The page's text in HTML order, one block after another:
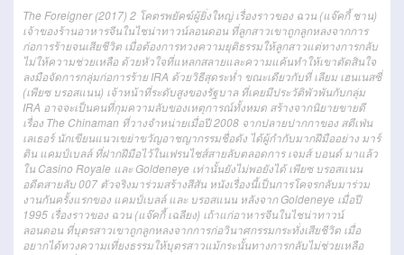
The Foreigner (2017) 2 โคตรพยัคฆ์ผู้ยิ่งใหญ่ เรื่องราวของ ฉวน (แจ๊คกี้ ชาน)
เจ้าของร้านอาหารจีนในไชน่าทาวน์ลอนดอน ที่ลูกสาวเขาถูกลูกหลงจากการ
ก่อการร้ายจนเสียชีวิต เมื่อต้องการทวงความยุติธรรมให้ลูกสาวแต่ทางการกลับ
ไม่ให้ความช่วยเหลือ ด้วยหัวใจที่แหลกสลายและความแค้นทำให้เขาตัดสินใจ
ลงมือจัดการกลุ่มก่อการร้าย IRA ด้วยวิธีสุดระห่ำ ขณะเดียวกับที่ เลียม เฮนเนสซี่
(เพียซ บรอสแนน) เจ้าหน้าที่ระดับสูงของรัฐบาล ที่เคยมีประวัติพัวพันกับกลุ่ม
IRA อาจจะเป็นคนที่กุมความลับของเหตุการณ์ทั้งหมด สร้างจากนิยายขายดี
เรื่อง The Chinaman ที่วางจำหน่ายเมื่อปี 2008 จากปลายปากกาของ สตีเฟ่น
เลเธอร์ นักเขียนแนวเขย่าขวัญอาชญากรรมชื่อดัง ได้ผู้กำกับมากฝีมืออย่าง มาร์
ติน แคมป์เบลล์ ที่ฝากฝีมือไว้ในเฟรนไชส์สายลับตลอดการ เจมส์ บอนด์ มาแล้ว
ใน Casino Royale และ Goldeneye เท่านั้นยังไม่พอยังได้ เพียซ บรอสแนน
อดีตสายลับ 007 ตัวจริงมาร่วมสร้างสีสัน หนังเรื่องนี้เป็นการโคจรกลับมาร่วม
งานกันครั้งแรกของ แคมป์เบลล์ และ บรอสแนน หลังจาก Goldeneye เมื่อปี
1995 เรื่องราวของ ฉวน (แจ๊คกี้ เฉลียง) เถ้าแก่อาหารจีนในไชน่าทาวน์
ลอนดอน ที่บุตรสาวเขาถูกลูกหลงจากการก่อวินาศกรรมกระทั่งเสียชีวิต เมื่อ
อยากได้ทวงความเที่ยงธรรมให้บุตรสาวแม้กระนั้นทางการกลับไม่ช่วยเหลือ